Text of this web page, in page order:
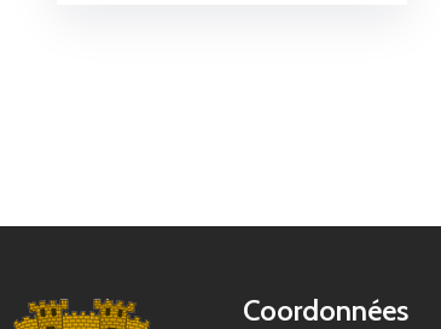
Coordonnées